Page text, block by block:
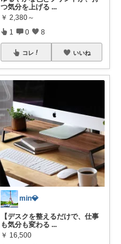
つ気分を上げる ...
￥ 2,380～
1 0 8
コレ いいね
min💎
【デスクを整えるだけで、仕事
も気分も変わる ...
￥ 16,500